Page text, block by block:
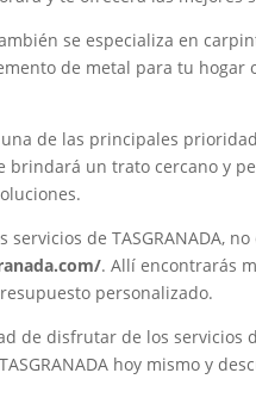
se especializa en
de metal para tu
de las principales
brindará un trato cercano y
servicios de TASGRANADA,
. Allí encontrarás
personalizado.
de disfrutar de los servicios
hoy mismo y